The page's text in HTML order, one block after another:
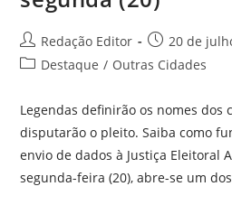
Redação Editor
20 de
Destaque / Outras Cidades
Legendas definirão os nomes dos
disputarão o pleito. Saiba como
envio de dados à Justiça Eleitoral
segunda-feira (20), abre-se um